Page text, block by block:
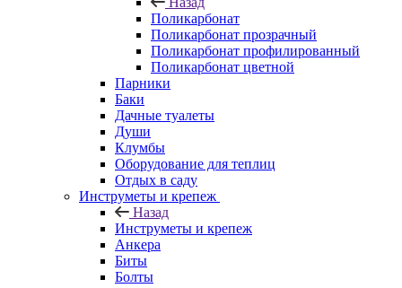
Поликарбонат
Поликарбонат прозрачный
Поликарбонат профилированный
Поликарбонат цветной
Парники
Баки
Дачные туалеты
Души
Клумбы
Оборудование для теплиц
Отдых в саду
Инструметы и крепеж
Назад
Инструметы и крепеж
Анкера
Биты
Болты